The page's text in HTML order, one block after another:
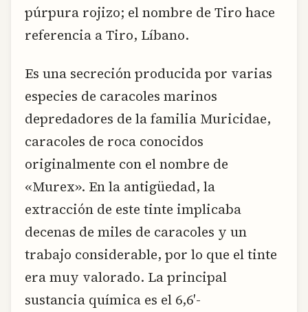
púrpura rojizo; el nombre de Tiro hace
referencia a Tiro, Líbano.
Es una secreción producida por varias
especies de caracoles marinos
depredadores de la familia Muricidae,
caracoles de roca conocidos
originalmente con el nombre de
«Murex». En la antigüedad, la
extracción de este tinte implicaba
decenas de miles de caracoles y un
trabajo considerable, por lo que el tinte
era muy valorado. La principal
sustancia química es el 6,6′-